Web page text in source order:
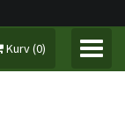
Kurv(0)